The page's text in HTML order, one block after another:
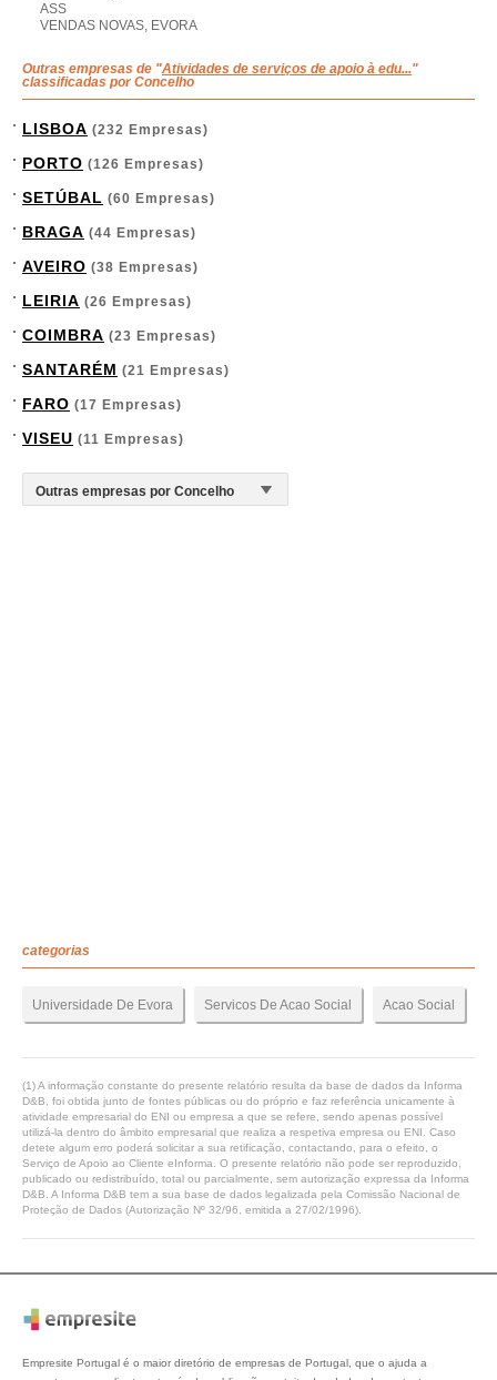
ASS
VENDAS NOVAS, EVORA
Outras empresas de "Atividades de serviços de apoio à edu..."
classificadas por Concelho
LISBOA (232 Empresas)
PORTO (126 Empresas)
SETÚBAL (60 Empresas)
BRAGA (44 Empresas)
AVEIRO (38 Empresas)
LEIRIA (26 Empresas)
COIMBRA (23 Empresas)
SANTARÉM (21 Empresas)
FARO (17 Empresas)
VISEU (11 Empresas)
categorias
Universidade De Evora Servicos De Acao Social Acao Social
(1) A informação constante do presente relatório resulta da base de dados da Informa
D&B, foi obtida junto de fontes públicas ou do próprio e faz referência unicamente à
atividade empresarial do ENI ou empresa a que se refere, sendo apenas possível
utilizá-la dentro do âmbito empresarial que realiza a respetiva empresa ou ENI. Caso
detete algum erro poderá solicitar a sua retificação, contactando, para o efeito, o
Serviço de Apoio ao Cliente eInforma. O presente relatório não pode ser reproduzido,
publicado ou redistribuído, total ou parcialmente, sem autorização expressa da Informa
D&B. A Informa D&B tem a sua base de dados legalizada pela Comissão Nacional de
Proteção de Dados (Autorização Nº 32/96, emitida a 27/02/1996).
Empresite Portugal é o maior diretório de empresas de Portugal, que o ajuda a